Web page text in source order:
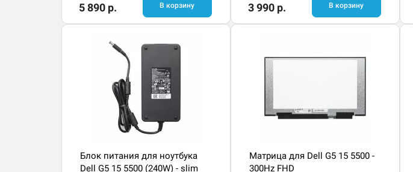
5 890 р. В корзину 3 990 р. В корзину
Блок питания для ноутбука
Dell G5 15 5500 (240W) - slim
Матрица для Dell G5 15 5500 -
300Hz FHD